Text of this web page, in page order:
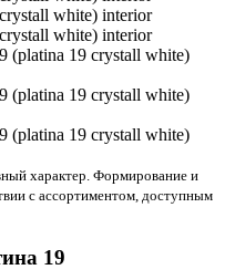
характер. Формирование и
с ассортиментом, доступным
19